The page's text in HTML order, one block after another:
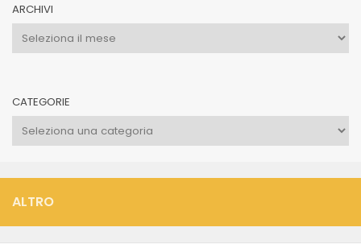
ARCHIVI
Archivi
CATEGORIE
Categorie
ALTRO